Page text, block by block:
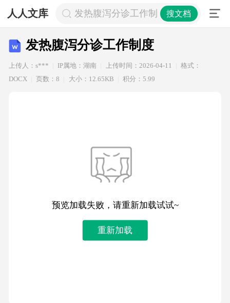
人人文库 发热腹泻分诊工作制度搜文档
发热腹泻分诊工作制度
上传人：s*** IP属地：湖南 上传时间：2026-04-11
格式：
DOCX
页数：8 大小：12.65KB 积分：5.99
预览加载失败，请重新加载试试~
重新加载